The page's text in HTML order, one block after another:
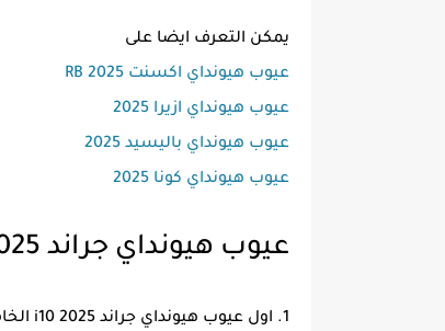
يمكن التعرف ايضا على
عيوب هيونداي اكسنت RB 2025
عيوب هيونداي ازيرا 2025
عيوب هيونداي باليسيد 2025
عيوب هيونداي كونا 2025
عيوب هيونداي جراند i10 2025
1. اول عيوب هيونداي جراند i10 2025 الخامات الداخلية الرخيصة